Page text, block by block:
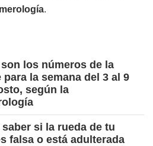
.
los números de la
para la semana del 3 al 9
según la
si la rueda de tu
falsa o está adulterada